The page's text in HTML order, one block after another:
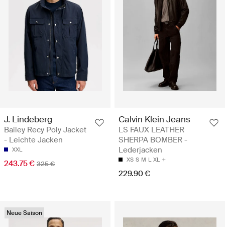
J. Lindeberg
Bailey Recy Poly Jacket
- Leichte Jacken
XXL
243.75 € 325 €
Calvin Klein Jeans
LS FAUX LEATHER
SHERPA BOMBER -
Lederjacken
XS S M L XL
229.90 €
Neue Saison